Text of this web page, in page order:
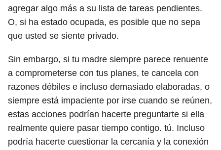
agregar algo más a su lista de tareas pendientes.
O, si ha estado ocupada, es posible que no sepa
que usted se siente privado.
Sin embargo, si tu madre siempre parece renuente
a comprometerse con tus planes, te cancela con
razones débiles e incluso demasiado elaboradas, o
siempre está impaciente por irse cuando se reúnen,
estas acciones podrían hacerte preguntarte si ella
realmente quiere pasar tiempo contigo. tú. Incluso
podría hacerte cuestionar la cercanía y la conexión